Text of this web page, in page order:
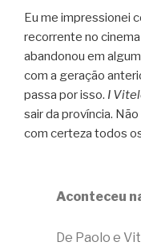
Eu me impressionei
recorrente no
abandonou em
com a geração
passa por isso. I
sair da província.
com certeza todos
Aconteceu
De Paolo e